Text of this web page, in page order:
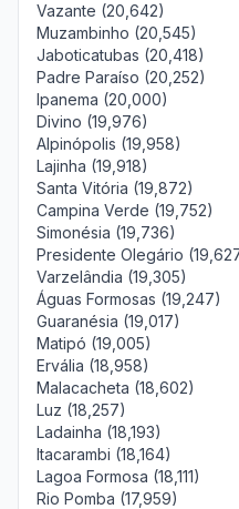
Vazante (20,642)
Muzambinho (20,545)
Jaboticatubas (20,418)
Padre Paraíso (20,252)
Ipanema (20,000)
Divino (19,976)
Alpinópolis (19,958)
Lajinha (19,918)
Santa Vitória (19,872)
Campina Verde (19,752)
Simonésia (19,736)
Presidente Olegário
Varzelândia (19,305)
Águas Formosas (19,247)
Guaranésia (19,017)
Matipó (19,005)
Ervália (18,958)
Malacacheta (18,602)
Luz (18,257)
Ladainha (18,193)
Itacarambi (18,164)
Lagoa Formosa (18,111)
Rio Pomba (17,959)